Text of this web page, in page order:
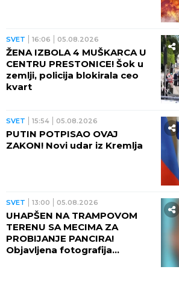
SVET 16:06 05.08.2026
ŽENA IZBOLA 4 MUŠKARCA U
CENTRU PRESTONICE! Šok u
zemlji, policija blokirala ceo
kvart
SVET 15:54 05.08.2026
PUTIN POTPISAO OVAJ
ZAKON! Novi udar iz Kremlja
SVET 13:00 05.08.2026
UHAPŠEN NA TRAMPOVOM
TERENU SA MECIMA ZA
PROBIJANJE PANCIRA!
Objavljena fotografija